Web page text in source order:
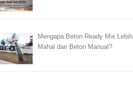
Mengapa Beton Ready Mix Lebih
Mahal dari Beton Manual?